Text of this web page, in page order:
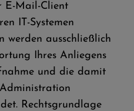
E-Mail-Client
IT-Systemen
werden ausschließlich
Ihres Anliegens
und die damit
Rechtsgrundlage